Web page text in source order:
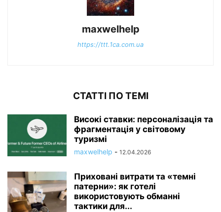
maxwelhelp
https://ttt.1ca.com.ua
СТАТТІ ПО ТЕМІ
Високі ставки: персоналізація та
фрагментація у світовому
туризмі
maxwelhelp - 12.04.2026
Приховані витрати та «темні
патерни»: як готелі
використовують обманні
тактики для...